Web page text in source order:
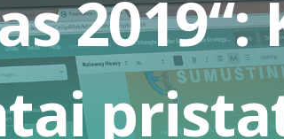
2019“: